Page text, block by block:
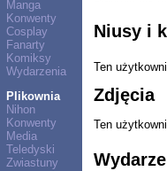
Manga
Konwenty
Cosplay
Fanarty
Komiksy
Wydarzenia
Plikownia
Nihon
Konwenty
Media
Teledyski
Zwiastuny
Niusy i
Ten
Zdjęcia
Ten